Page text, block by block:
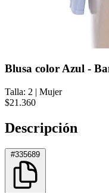
Blusa color Azul -
Talla: 2 | Mujer
$21.360
Descripción
#335689